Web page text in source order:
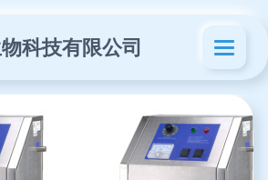
科技有限公司